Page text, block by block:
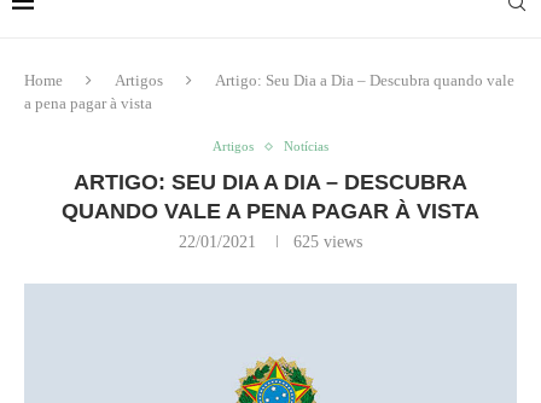
Home Artigos
Artigo: Seu Dia a Dia – Descubra quando vale
a pena pagar à vista
Artigos Notícias
ARTIGO: SEU DIA A DIA – DESCUBRA
QUANDO VALE A PENA PAGAR À VISTA
22/01/2021 625 views